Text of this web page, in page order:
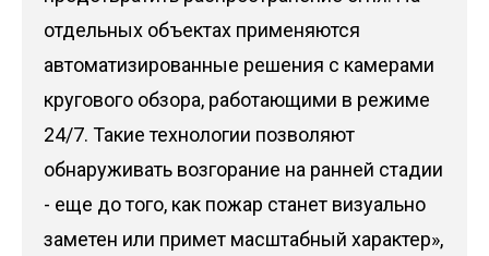
отдельных объектах применяются
автоматизированные решения с камерами
кругового обзора, работающими в режиме
24/7. Такие технологии позволяют
обнаруживать возгорание на ранней стадии
- еще до того, как пожар станет визуально
заметен или примет масштабный характер»,